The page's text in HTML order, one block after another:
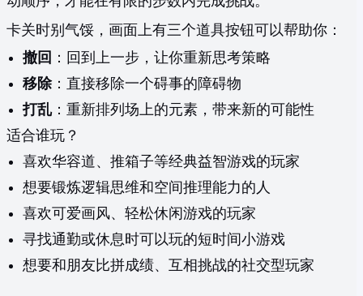
卡关时别气馁，画面上有三个道具按钮可以帮助你：
撤回 ：回到上一步，让你重新思考策略
移除：直接移除一个碍事的障碍物
打乱：重新排列场上的元素，带来新的可能性
适合谁玩？
喜欢华容道、推箱子等经典益智游戏的玩家
想要锻炼逻辑思维和空间推理能力的人
喜欢可爱画风、轻松休闲游戏的玩家
寻找通勤或休息时可以玩的短时间小游戏
想要和朋友比拼成绩、互相挑战的社交型玩家